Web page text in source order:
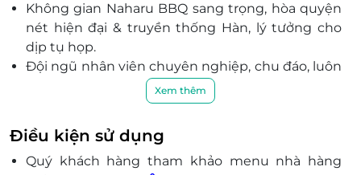
Không gian Naharu BBQ sang trọng, hòa quyện
nét hiện đại & truyền thống Hàn, lý tưởng cho
dịp tụ họp.
Đội ngũ nhân viên chuyên nghiệp, chu đáo, luôn
hỗ trợ để bạn có trải nghiệm ăn uống trọn vẹn
Thích hợp cho nhóm 3 người dùng bữa thân
mật, gia đình, bạn bè tụ họp hoặc mừng ngày
đặc biệt.
Xem thêm
Điều kiện sử dụng
Quý khách hàng tham khảo menu nhà hàng